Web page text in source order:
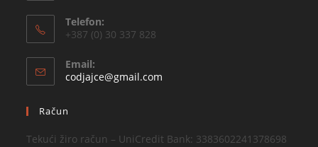
Telefon:
+387 (0) 30 337 828
Email:
codjajce@gmail.com
Račun
Tekući žiro račun – UniCredit Bank: 3383602241378698